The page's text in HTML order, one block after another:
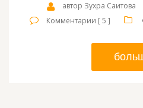
автор Зухра Саитова
Комментарии [ 5 ]